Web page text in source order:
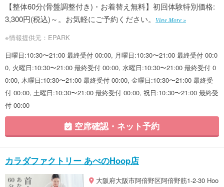
【整体60分(骨盤調整付き)・お着替え無料】初回体験特別価格:
3,300円(税込)～。お気軽にご予約ください。
View More »
※情報提供元：EPARK
日曜日:10:30〜21:00 最終受付 00:00, 月曜日:10:30〜21:00 最終受付 00:0
0, 火曜日:10:30〜21:00 最終受付 00:00, 水曜日:10:30〜21:00 最終受付 0
0:00, 木曜日:10:30〜21:00 最終受付 00:00, 金曜日:10:30〜21:00 最終受
付 00:00, 土曜日:10:30〜21:00 最終受付 00:00, 祝日:10:30〜21:00 最終受
付 00:00
空席確認・ネット予約
カラダファクトリー あべのHoop店
大阪府大阪市阿倍野区阿倍野筋1-2-30 Hoo